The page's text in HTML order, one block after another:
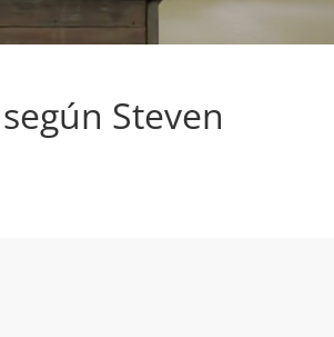
Steven